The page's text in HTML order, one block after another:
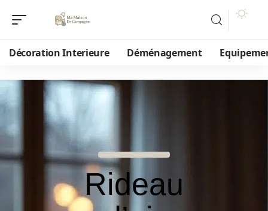
Décoration Interieure Déménagement
Rideau